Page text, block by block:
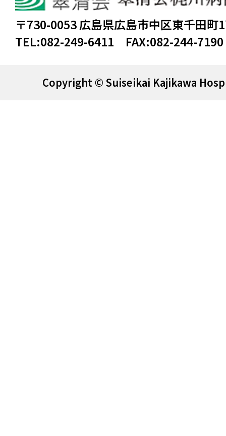
〒730-0053 広島県広島市中区東千田町
TEL:082-249-6411 FAX:082-244-7190
Copyright © Suiseikai Kajikawa